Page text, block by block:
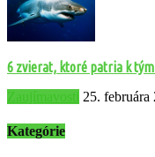
6 zvierat, ktoré patria k
Zaujímavosti 25. februára
Kategórie